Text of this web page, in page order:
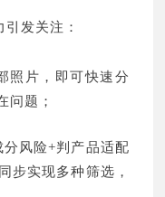
发关注：
照片，即可快速分
问题；
分风险+判产品适配
步实现多种筛选，